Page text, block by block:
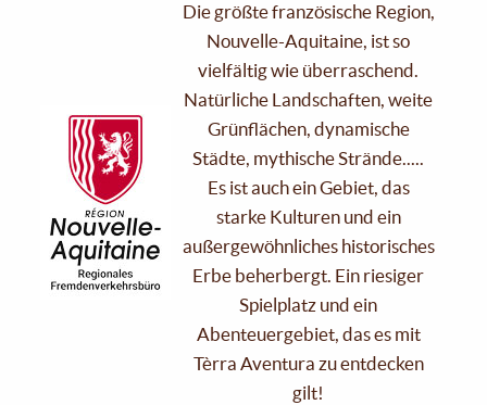
Die größte französische Region,
Nouvelle-Aquitaine, ist so
vielfältig wie überraschend.
Natürliche Landschaften, weite
Grünflächen, dynamische
Städte, mythische Strände.....
Es ist auch ein Gebiet, das
starke Kulturen und ein
außergewöhnliches historisches
Erbe beherbergt. Ein riesiger
Spielplatz und ein
Abenteuergebiet, das es mit
Tèrra Aventura zu entdecken
gilt!